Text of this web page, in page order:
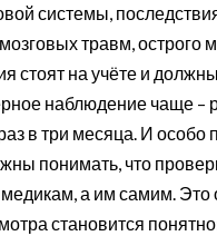
системы,
травм, острого
стоят на учёте и
наблюдение чаще –
в три месяца. И особо
понимать, что
а им самим. Это
становится